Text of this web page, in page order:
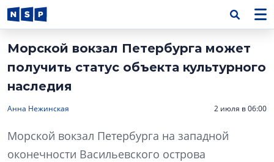
Морской вокзал Петербурга может
получить статус объекта культурного
наследия
Анна Нежинская 2 июля в 06:00
Морской вокзал Петербурга на западной
оконечности Васильевского острова